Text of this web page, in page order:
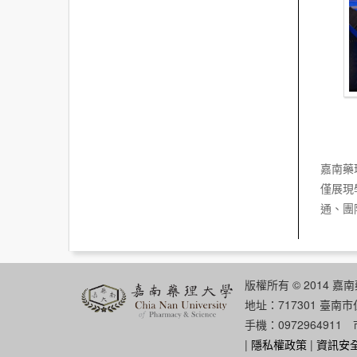
嘉南
僅展
通、
版權所有 © 2014 嘉
地址：717301 臺南
手機：0972964911
| 隱私權政策 | 資訊安